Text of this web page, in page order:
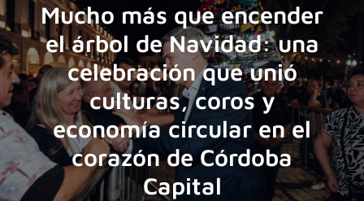
Mucho más que encender
el árbol de Navidad: una
celebración que unió
culturas, coros y
economía circular en el
corazón de Córdoba
Capital